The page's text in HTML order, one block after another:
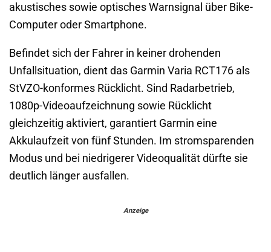
akustisches sowie optisches Warnsignal über Bike-
Computer oder Smartphone.
Befindet sich der Fahrer in keiner drohenden
Unfallsituation, dient das Garmin Varia RCT176 als
StVZO-konformes Rücklicht. Sind Radarbetrieb,
1080p-Videoaufzeichnung sowie Rücklicht
gleichzeitig aktiviert, garantiert Garmin eine
Akkulaufzeit von fünf Stunden. Im stromsparenden
Modus und bei niedrigerer Videoqualität dürfte sie
deutlich länger ausfallen.
Anzeige